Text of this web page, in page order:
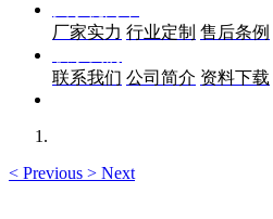
厂家实力 行业定制 售后条例
联系我们 公司简介 资料下载
< Previous > Next